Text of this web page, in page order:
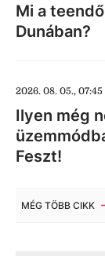
Mi a
Dunában?
2026. 08. 05., 07:45
Ilyen még
Feszt!
MÉG TÖBB CIKK